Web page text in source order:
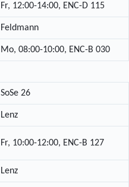
Fr, 12:00-14:00, ENC-D 115
Feldmann
Mo, 08:00-10:00, ENC-B 030
SoSe 26
Lenz
Fr, 10:00-12:00, ENC-B 127
Lenz